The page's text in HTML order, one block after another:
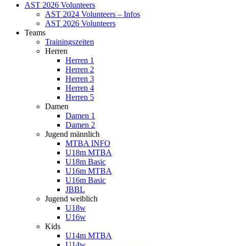
AST 2026 Volunteers
AST 2024 Volunteers – Infos
AST 2026 Volunteers
Teams
Trainingszeiten
Herren
Herren 1
Herren 2
Herren 3
Herren 4
Herren 5
Damen
Damen 1
Damen 2
Jugend männlich
MTBA INFO
U18m MTBA
U18m Basic
U16m MTBA
U16m Basic
JBBL
Jugend weiblich
U18w
U16w
Kids
U14m MTBA